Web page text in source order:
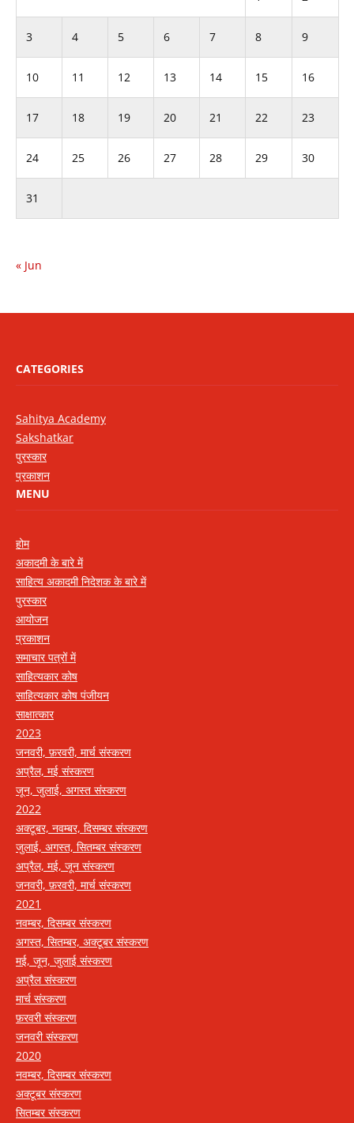
3 4 5 6 7 8 9
10 11 12 13 14 15 16
17 18 19 20 21 22 23
24 25 26 27 28 29 30
31
« Jun
CATEGORIES
Sahitya Academy
Sakshatkar
पुरस्कार
प्रकाशन
MENU
होम
अकादमी के बारे में
साहित्य अकादमी निदेशक के बारे में
पुरस्कार
आयोजन
प्रकाशन
समाचार पत्रों में
साहित्यकार कोष
साहित्यकार कोष पंजीयन
साक्षात्कार
2023
जनवरी, फ़रवरी, मार्च संस्करण
अप्रैल, मई संस्करण
जून, जुलाई, अगस्त संस्करण
2022
अक्टूबर, नवम्बर, दिसम्बर संस्करण
जुलाई, अगस्त, सितम्बर संस्करण
अप्रैल, मई, जून संस्करण
जनवरी, फ़रवरी, मार्च संस्करण
2021
नवम्बर, दिसम्बर संस्करण
अगस्त, सितम्बर, अक्टूबर संस्करण
मई, जून, जुलाई संस्करण
अप्रैल संस्करण
मार्च संस्करण
फ़रवरी संस्करण
जनवरी संस्करण
2020
नवम्बर, दिसम्बर संस्करण
अक्टूबर संस्करण
सितम्बर संस्करण